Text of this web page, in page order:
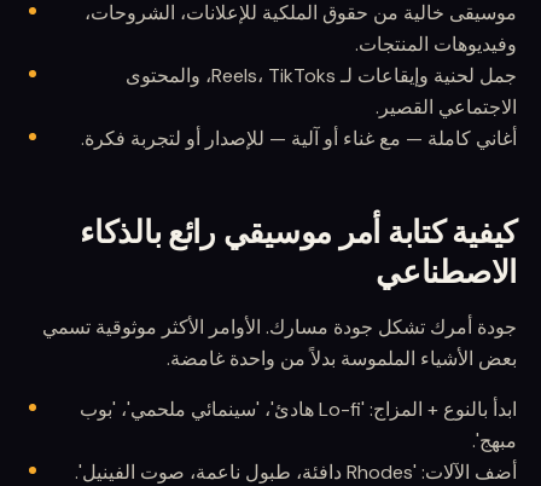
موسيقى خالية من حقوق الملكية للإعلانات، الشروحات،
وفيديوهات المنتجات.
جمل لحنية وإيقاعات لـ Reels، TikToks، والمحتوى
الاجتماعي القصير.
أغاني كاملة — مع غناء أو آلية — للإصدار أو لتجربة فكرة.
كيفية كتابة أمر موسيقي رائع بالذكاء
الاصطناعي
جودة أمرك تشكل جودة مسارك. الأوامر الأكثر موثوقية تسمي
بعض الأشياء الملموسة بدلاً من واحدة غامضة.
ابدأ بالنوع + المزاج: 'Lo-fi هادئ'، 'سينمائي ملحمي'، 'بوب
مبهج'.
أضف الآلات: 'Rhodes دافئة، طبول ناعمة، صوت الفينيل'.